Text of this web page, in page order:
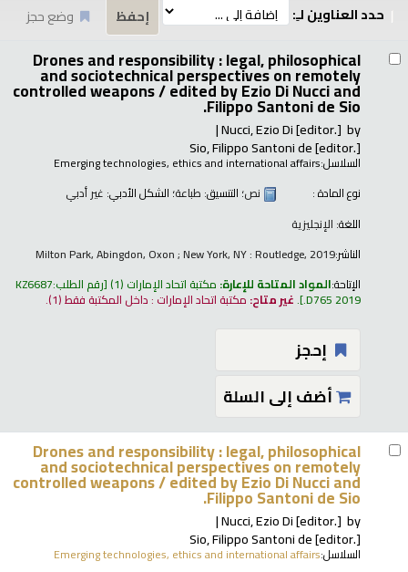
حدد العناوين لـِ:
وضع حجز
Drones and responsibility : legal, philosophical
and sociotechnical perspectives on remotely
controlled weapons /edited by Ezio Di Nucci and
Filippo Santoni de Sio.
by
Nucci, Ezio Di[editor.]
Sio, Filippo Santoni de[editor.]
السلاسل:Emerging technologies, ethics and international affairs
نوع المادة :
نص؛ التنسيق: طباعة؛ الشكل الأدبي: غير أدبي
اللغة: الإنجليزية
الناشر:Milton Park, Abingdon, Oxon ; New York, NY : Routledge, 2019
الإتاحة:المواد المتاحة للإعارة: مكتبة اتحاد الإمارات (1) رقم الطلب:KZ6687
.D765 2019
.غير متاح:مكتبة اتحاد الإمارات : داخل المكتبة فقط(1).
إحجز
أضف إلى السلة
Drones and responsibility : legal, philosophical
and sociotechnical perspectives on remotely
controlled weapons /edited by Ezio Di Nucci and
Filippo Santoni de Sio.
by
Nucci, Ezio Di[editor.]
Sio, Filippo Santoni de[editor.]
السلاسل:Emerging technologies, ethics and international affairs